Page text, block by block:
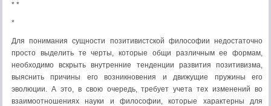
* *
*
Для понимания сущности позитивистской философии недостаточно
просто выделить те черты, которые общи раз­личным ее формам,
необходимо вскрыть внутренние тен­денции развития позитивизма,
выяснить причины его воз­никновения и движущие пружины его
эволюции. А это, в свою очередь, требует учета тех изменений во
взаимоотношениях науки и философии, которые характерны для